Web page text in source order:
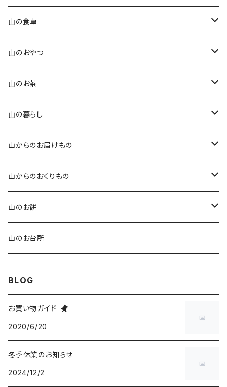
山の食卓
手作りこんにゃく
田楽味噌
山椒味噌
玄米醤油糀
玄米塩糀
山のおやつ
四季を味わう琥珀糖
石臼挽きのきな粉香るクッキー
オリジナル卵せんべい
山のお茶
番茶
紅茶
山の暮らし
オリジナルてぬぐい
草ホーキ ミニ
草スリッパ
山からのお届けもの
ふるさと便（年間）
ふるさと便（ひと月便）
ふるさと便（ミニ）
山からのおくりもの
お食事券
ご利用券
山のお餅
栃餅
白餅
山のお台所
BLOG
お買い物ガイド
2020/6/20
冬季休業のお知らせ
2024/12/2